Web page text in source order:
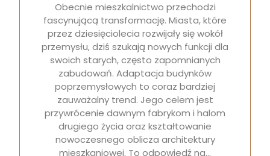
Obecnie mieszkalnictwo przechodzi
fascynującą transformację. Miasta, które
przez dziesięciolecia rozwijały się wokół
przemysłu, dziś szukają nowych funkcji dla
swoich starych, często zapomnianych
zabudowań. Adaptacja budynków
poprzemysłowych to coraz bardziej
zauważalny trend. Jego celem jest
przywrócenie dawnym fabrykom i halom
drugiego życia oraz kształtowanie
nowoczesnego oblicza architektury
mieszkaniowej. To odpowiedź na…